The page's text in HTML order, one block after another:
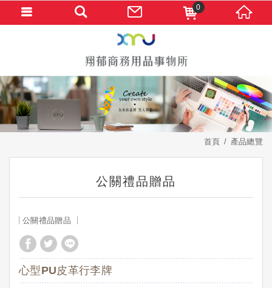
首頁 產品總覽
公關禮品贈品
公關禮品贈品
心型PU皮革行李牌
0